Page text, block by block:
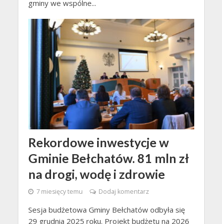
gminy we wspólne...
Rekordowe inwestycje w
Gminie Bełchatów. 81 mln zł
na drogi, wodę i zdrowie
7 miesięcy temu Dodaj komentarz
Sesja budżetowa Gminy Bełchatów odbyła się
29 grudnia 2025 roku. Projekt budżetu na 2026